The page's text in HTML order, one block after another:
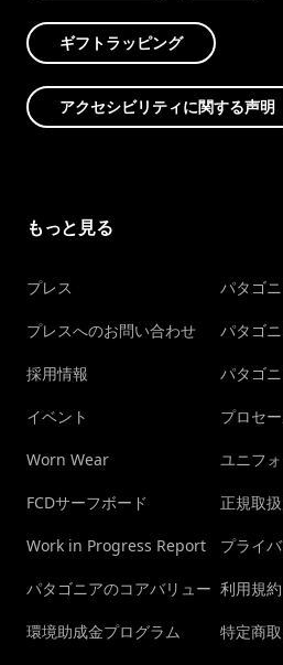
ギフトラッピング
アクセシビリティに関する声明
もっと見る
プレス
プレスへのお問い合わせ
採用情報
イベント
Worn Wear
FCDサーフボード
Work in Progress Report
パタゴニアのコアバリュー
環境助成金プログラム
パタゴ
パタゴ
パタゴ
プロセ
ユニフ
正規取
プライ
利用規約
特定商